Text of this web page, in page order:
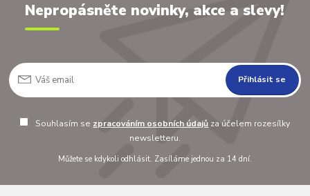
Nepropásněte novinky, akce a slevy!
Přihlásit se
Souhlasím se zpracováním osobních údajů za účelem rozesílky
newsletteru.
Můžete se kdykoli odhlásit. Zasíláme jednou za 14 dní.